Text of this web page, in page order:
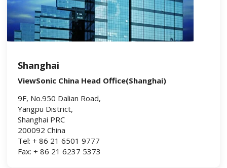
Shanghai
ViewSonic China Head Office(Shanghai)
9F, No.950 Dalian Road,
Yangpu District,
Shanghai PRC
200092 China
Tel: + 86 21 6501 9777
Fax: + 86 21 6237 5373